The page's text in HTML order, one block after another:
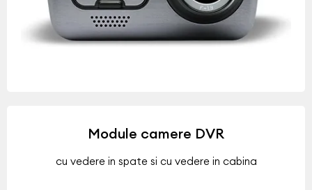
Module camere DVR
cu vedere in spate si cu vedere in cabina